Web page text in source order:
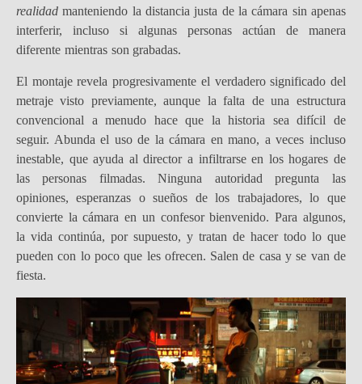
realidad manteniendo la distancia justa de la cámara sin apenas
interferir, incluso si algunas personas actúan de manera
diferente mientras son grabadas.
El montaje revela progresivamente el verdadero significado del
metraje visto previamente, aunque la falta de una estructura
convencional a menudo hace que la historia sea difícil de
seguir. Abunda el uso de la cámara en mano, a veces incluso
inestable, que ayuda al director a infiltrarse en los hogares de
las personas filmadas. Ninguna autoridad pregunta las
opiniones, esperanzas o sueños de los trabajadores, lo que
convierte la cámara en un confesor bienvenido. Para algunos,
la vida continúa, por supuesto, y tratan de hacer todo lo que
pueden con lo poco que les ofrecen. Salen de casa y se van de
fiesta.